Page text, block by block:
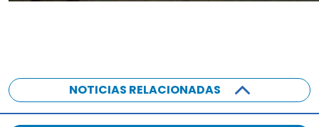
NOTICIAS RELACIONADAS